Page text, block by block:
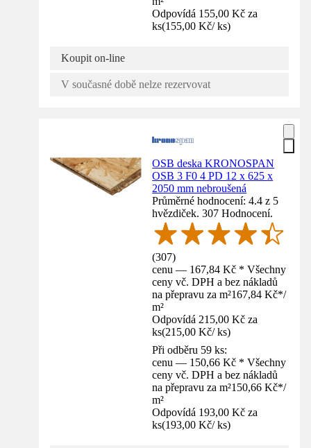
Odpovídá 155,00 Kč za
ks(155,00 Kč/ ks)
Koupit on-line
V současné době nelze rezervovat
OSB deska KRONOSPAN
OSB 3 F0 4 PD 12 x 625 x
2050 mm nebroušená
Průměrné hodnocení: 4.4 z 5
hvězdiček. 307 Hodnocení.
(307)
cenu — 167,84 Kč * Všechny
ceny vč. DPH a bez nákladů
na přepravu za m²167,84 Kč*/
m²
Odpovídá 215,00 Kč za
ks(215,00 Kč/ ks)
Při odběru 59 ks:
cenu — 150,66 Kč * Všechny
ceny vč. DPH a bez nákladů
na přepravu za m²150,66 Kč*/
m²
Odpovídá 193,00 Kč za
ks(193,00 Kč/ ks)